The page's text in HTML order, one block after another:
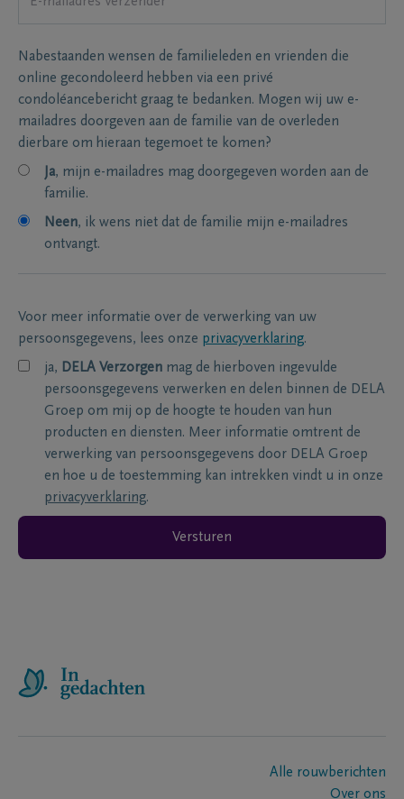
Nabestaanden wensen de familieleden en vrienden die
online gecondoleerd hebben via een privé
condoléancebericht graag te bedanken. Mogen wij uw e-
mailadres doorgeven aan de familie van de overleden
dierbare om hieraan tegemoet te komen?
Ja, mijn e-mailadres mag doorgegeven worden aan de
familie.
Neen, ik wens niet dat de familie mijn e-mailadres
ontvangt.
Voor meer informatie over de verwerking van uw
persoonsgegevens, lees onze privacyverklaring.
ja, DELA Verzorgen mag de hierboven ingevulde
persoonsgegevens verwerken en delen binnen de DELA
Groep om mij op de hoogte te houden van hun
producten en diensten. Meer informatie omtrent de
verwerking van persoonsgegevens door DELA Groep
en hoe u de toestemming kan intrekken vindt u in onze
privacyverklaring.
Versturen
Alle rouwberichten
Over ons